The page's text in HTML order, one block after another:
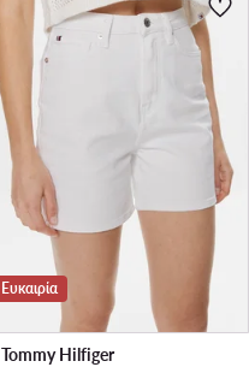
Ευκαιρία
Tommy Hilfiger